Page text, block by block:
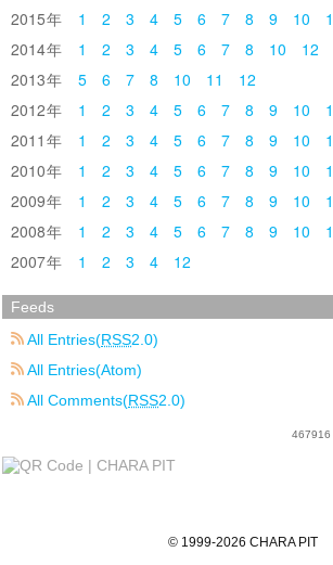
2015
1 2 3 4 5 6 7 8 9 10
2014
1 2 3 4 5 6 7 8 10
12
2013
5 6 7 8 10 11
12
2012
1 2 3 4 5 6 7 8 9 10
2011
1 2 3 4 5 6 7 8 9 10
2010
1 2 3 4 5 6 7 8 9 10
2009
1 2 3 4 5 6 7 8 9 10
2008
1 2 3 4 5 6 7 8 9 10
2007
1 2 3 4 12
Feeds
All Entries(RSS2.0)
All Entries(Atom)
All Comments(RSS2.0)
467916
© 1999-2026 CHARA PIT